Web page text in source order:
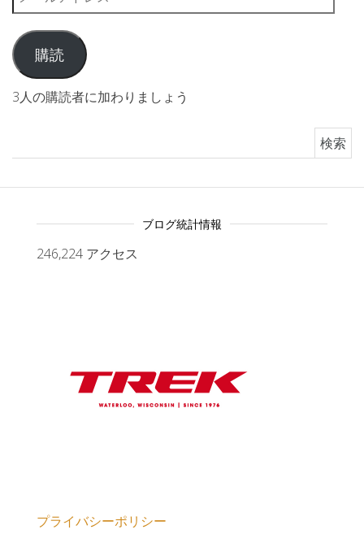
購読
3人の購読者に加わりましょう
ブログ統計情報
246,224 アクセス
プライバシーポリシー